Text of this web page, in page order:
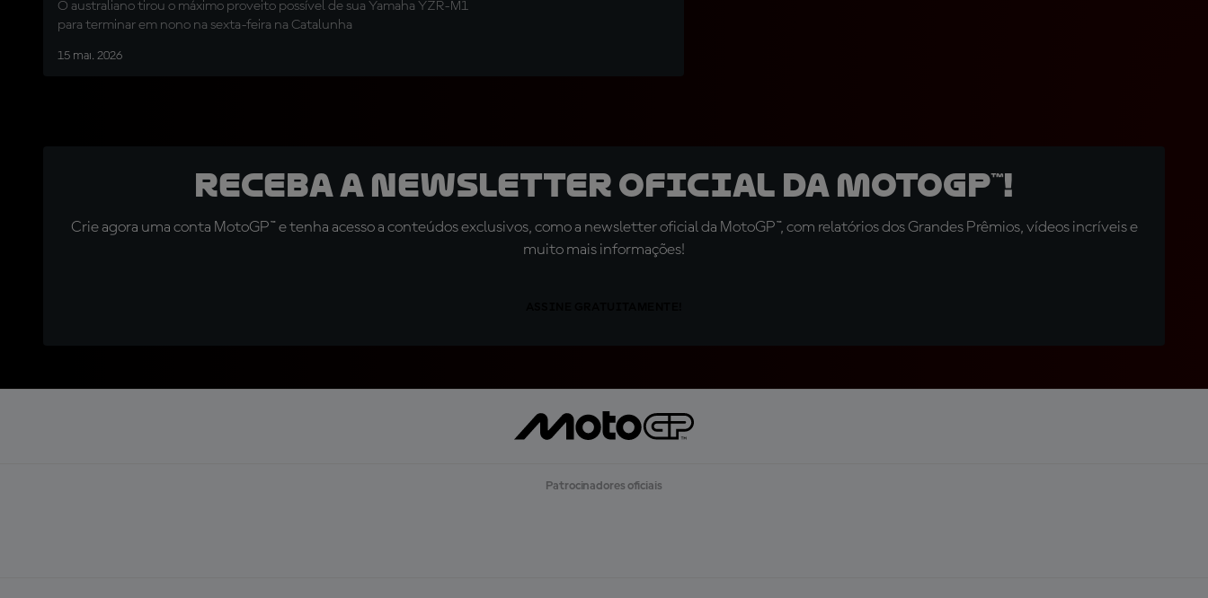
Barcelona
O australiano tirou o máximo proveito possível de sua Yamaha YZR-M1
para terminar em nono na sexta-feira na Catalunha
15 mai. 2026
Receba a newsletter oficial da MotoGP™!
Crie agora uma conta MotoGP™ e tenha acesso a conteúdos exclusivos, como a newsletter oficial da MotoGP™, com relatórios dos Grandes Prêmios, vídeos incríveis e
muito mais informações!
Patrocinadores oficiais